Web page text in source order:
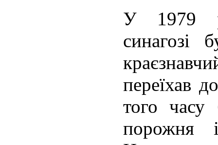
У 1979 р.
синагозі
переїхав
того часу
порожня